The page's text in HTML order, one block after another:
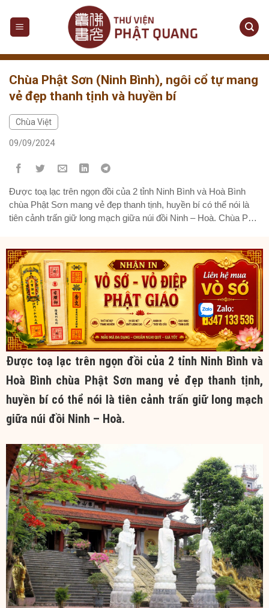
content
Chùa Phật Sơn (Ninh Bình), ngôi cổ tự mang
vẻ đẹp thanh tịnh và huyền bí
Chùa Việt
09/09/2024
Được toạ lạc trên ngọn đồi của 2 tỉnh Ninh Bình và Hoà Bình
chùa Phật Sơn mang vẻ đẹp thanh tịnh, huyền bí có thể nói là
tiên cảnh trấn giữ long mạch giữa núi đồi Ninh – Hoà. Chùa Phật
Được toạ lạc trên ngọn đồi của 2 tỉnh Ninh Bình và
Hoà Bình chùa Phật Sơn mang vẻ đẹp thanh tịnh,
huyền bí có thể nói là tiên cảnh trấn giữ long mạch
giữa núi đồi Ninh – Hoà.